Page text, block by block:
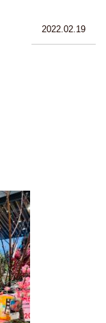
2022.02.19